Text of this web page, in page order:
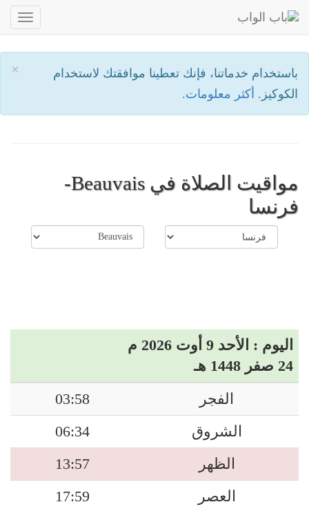
×
باستخدام خدماتنا، فإنك تعطينا موافقتك لاستخدام
الكوكيز. أكثر معلومات.
مواقيت الصلاة في Beauvais-
فرنسا
اليوم : الأحد 9 أوت 2026 م
24 صفر 1448 هـ
الفجر
03:58
الشروق
06:34
الظهر
13:57
العصر
17:59